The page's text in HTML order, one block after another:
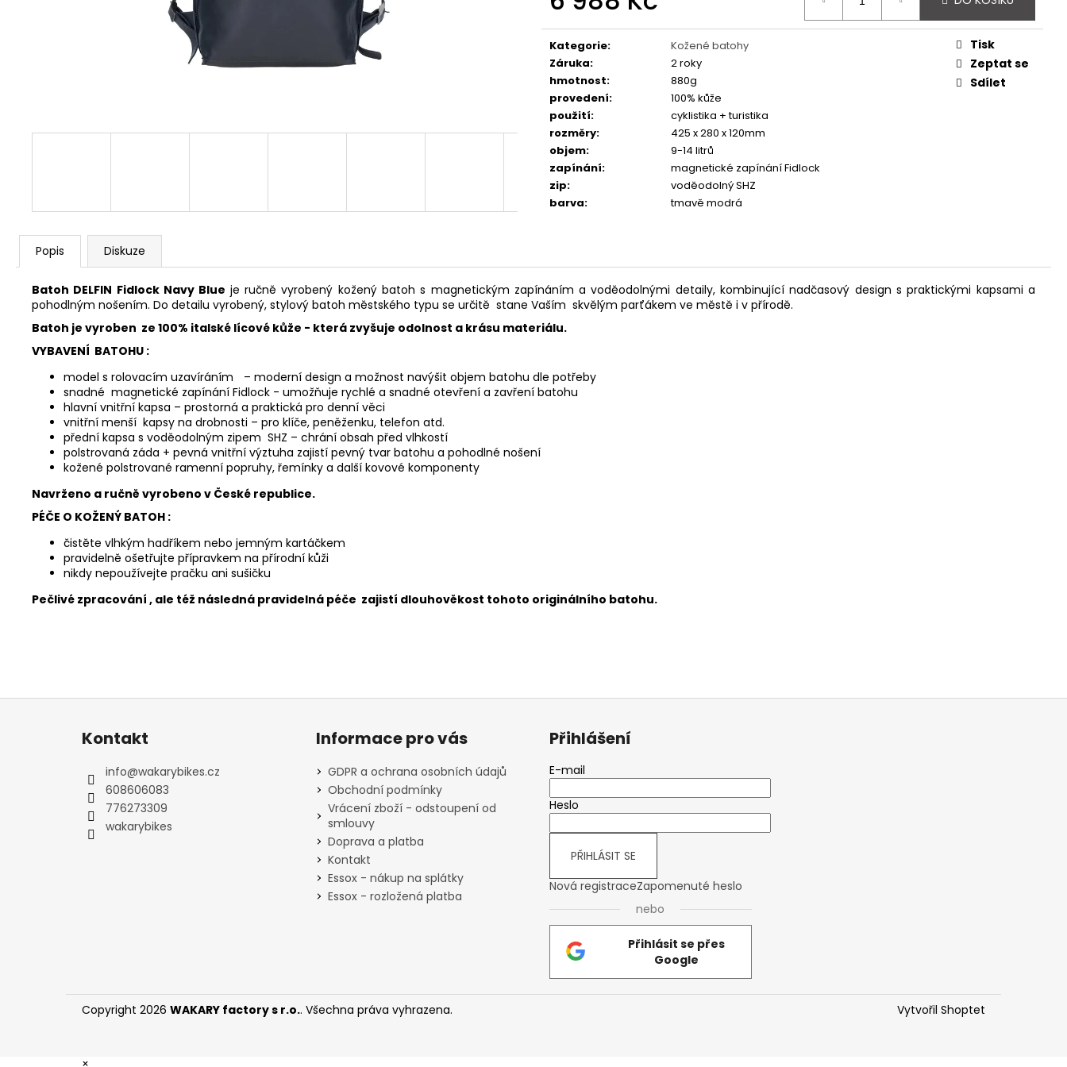
cena:
Kategorie:
Kožené batohy
Záruka:
2 roky
hmotnost:
880g
provedení:
100% kůže
použití:
cyklistika + turistika
rozměry:
425 x 280 x 120mm
objem:
9-14 litrů
zapínání:
magnetické zapínání Fidlock
zip:
voděodolný SHZ
barva: tmavě modrá
Tisk
Zeptat se
Sdílet
Popis Diskuze
Batoh DELFIN Fidlock Navy Blue je ručně vyrobený kožený batoh s magnetickým zapínáním a voděodolnými detaily, kombinující nadčasový design s praktickými kapsami a
pohodlným nošením. Do detailu vyrobený, stylový batoh městského typu se určitě stane Vaším skvělým parťákem ve městě i v přírodě.
Batoh je vyroben ze 100% italské lícové kůže - která zvyšuje odolnost a krásu materiálu.
VYBAVENÍ BATOHU :
model s rolovacím uzavíráním
– moderní design a možnost navýšit objem batohu dle potřeby
snadné magnetické zapínání Fidlock - umožňuje rychlé a snadné otevření a zavření batohu
hlavní vnitřní kapsa – prostorná a praktická pro denní věci
vnitřní menší kapsy na drobnosti – pro klíče, peněženku, telefon atd.
přední kapsa s voděodolným zipem SHZ – chrání obsah před vlhkostí
polstrovaná záda + pevná vnitřní výztuha zajistí pevný tvar batohu a pohodlné nošení
kožené polstrované ramenní popruhy, řemínky a další kovové komponenty
Navrženo a ručně vyrobeno v České republice.
PÉČE O KOŽENÝ BATOH :
čistěte vlhkým hadříkem nebo jemným kartáčkem
pravidelně ošetřujte přípravkem na přírodní kůži
nikdy nepoužívejte pračku ani sušičku
Pečlivé zpracování , ale též následná pravidelná péče zajistí dlouhověkost tohoto originálního batohu.
FAVORIT PÁNSKÝ - REDESIGN SPORT
BIKE BY WAKARY
FAVORIT DÁMSKÝ - REDESIGN URBAN
BIKE BY WAKARY
27 800 Kč
ESKA SKLÁDAČKA - REDESIGN URBAN
19 400 Kč
Z
Kontakt
info@wakarybikes.cz
608606083
776273309
wakarybikes
Informace pro vás
GDPR a ochrana osobních údajů
Obchodní podmínky
Vrácení zboží - odstoupení od
smlouvy
Doprava a platba
Kontakt
Essox - nákup na splátky
Essox - rozložená platba
Přihlášení
E-mail
Heslo
PŘIHLÁSIT SE
Nová registraceZapomenuté heslo
nebo
Přihlásit se přes
Google
Vytvořil Shoptet
Copyright 2026 WAKARY factory s r.o.. Všechna práva vyhrazena.
×